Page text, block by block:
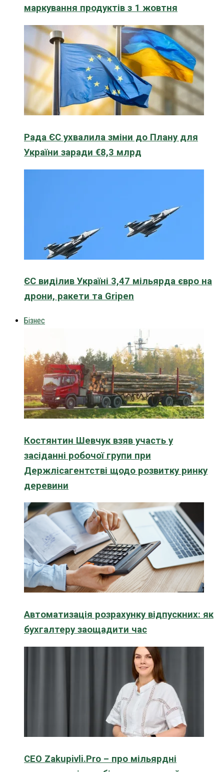
маркування продуктів з 1 жовтня
Рада ЄС ухвалила зміни до Плану для
України заради €8,3 млрд
ЄС виділив Україні 3,47 мільярда євро на
дрони, ракети та Gripen
Бізнес
Костянтин Шевчук взяв участь у
засіданні робочої групи при
Держлісагентстві щодо розвитку ринку
деревини
Автоматизація розрахунку відпускних: як
бухгалтеру заощадити час
CEO Zakupivli.Pro – про мільярдні